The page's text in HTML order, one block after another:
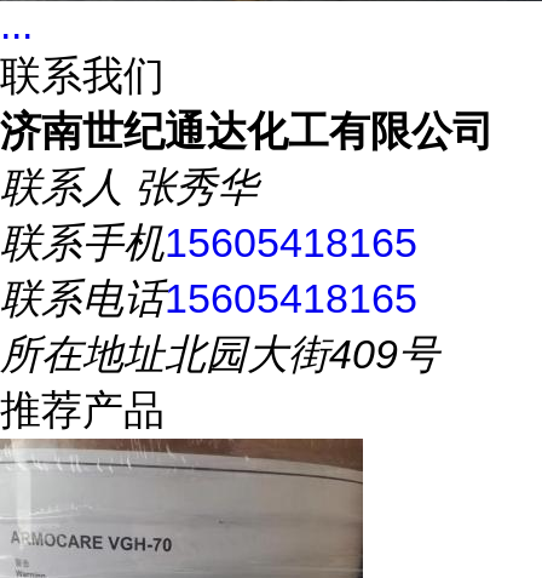
...
联系我们
济南世纪通达化工有限公司
联系人 张秀华
联系手机15605418165
联系电话15605418165
所在地址北园大街409号
推荐产品